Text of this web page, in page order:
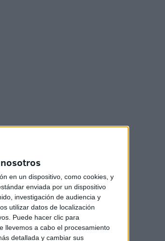
en un dispositivo, como cookies, y
enviada por un dispositivo
investigación de audiencia y
utilizar datos de localización
Puede hacer clic para
llevemos a cabo el procesamiento
detallada y cambiar sus
uno de